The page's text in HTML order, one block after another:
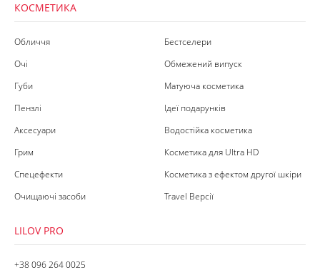
КОСМЕТИКА
Обличчя
Очі
Губи
Пензлі
Аксесуари
Грим
Спецефекти
Очищаючі засоби
Бестселери
Обмежений випуск
Матуюча косметика
Ідеї подарунків
Водостійка косметика
Косметика для Ultra HD
Косметика з ефектом другої шкіри
Travel Версії
LILOV PRO
+38 096 264 0025